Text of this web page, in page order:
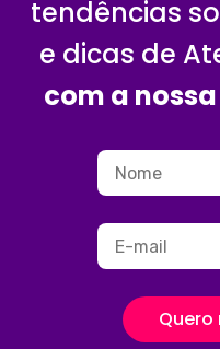
tendências
e dicas de
com a nossa
Quero